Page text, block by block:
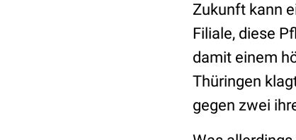
Zukunft kann
Filiale, diese
damit einem
Thüringen
gegen zwei